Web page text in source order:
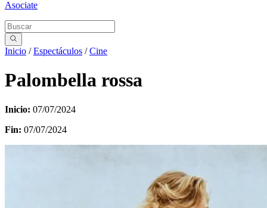
Asociate
Inicio /Espectáculos /Cine
Palombella rossa
Inicio: 07/07/2024
Fin: 07/07/2024